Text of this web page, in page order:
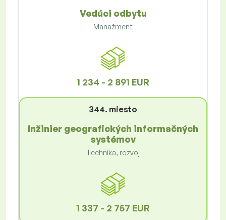
Vedúci odbytu
Manažment
1 234 - 2 891 EUR
344. miesto
Inžinier geografických informačných
systémov
Technika, rozvoj
1 337 - 2 757 EUR